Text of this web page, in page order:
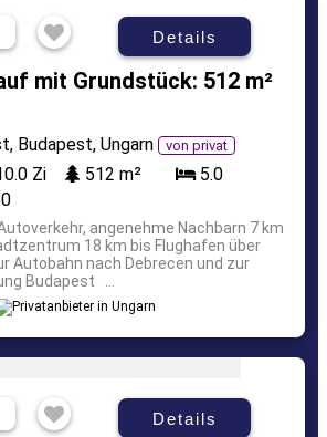
Details
mit Grundstück: 512 m²
Budapest, Ungarn von privat
Zi 512 m²
5.0
angenehme Nachbarn 7 km
18 km bis Flughafen über
Autobahn nach Debrecen und zur
Budapest ...
Details